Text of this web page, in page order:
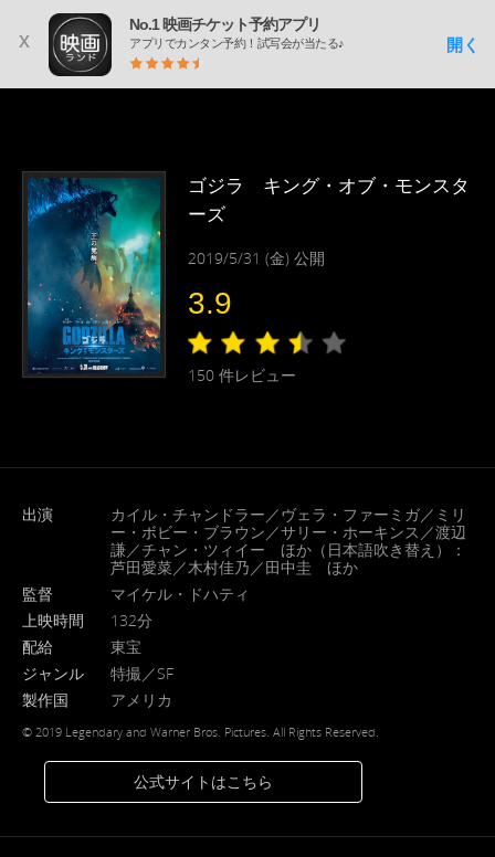
x
No.1 映画チケット予約アプリ
アプリでカンタン予約！試写会が当たる♪ 開く
ゴジラ キング・オブ・モンスタ
ーズ
2019/5/31 (金) 公開
3.9
150 件レビュー
出演
カイル・チャンドラー／ヴェラ・ファーミガ／ミリ
ー・ボビー・ブラウン／サリー・ホーキンス／渡辺
謙／チャン・ツィイー ほか（日本語吹き替え）：
芦田愛菜／木村佳乃／田中圭 ほか
監督
マイケル・ドハティ
上映時間
132分
配給
東宝
ジャンル
特撮／SF
製作国
アメリカ
© 2019 Legendary and Warner Bros. Pictures. All Rights Reserved.
公式サイトはこちら